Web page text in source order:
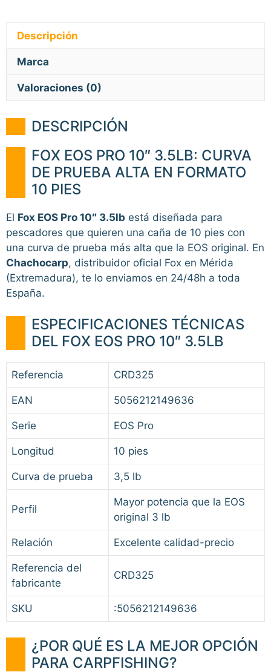
Descripción
Marca
Valoraciones (0)
DESCRIPCIÓN
FOX EOS PRO 10″ 3.5LB: CURVA
DE PRUEBA ALTA EN FORMATO
10 PIES
El Fox EOS Pro 10″ 3.5lb está diseñada para
pescadores que quieren una caña de 10 pies con
una curva de prueba más alta que la EOS original. En
Chachocarp, distribuidor oficial Fox en Mérida
(Extremadura), te lo enviamos en 24/48h a toda
España.
ESPECIFICACIONES TÉCNICAS
DEL FOX EOS PRO 10″ 3.5LB
Referencia CRD325
EAN 5056212149636
Serie EOS Pro
Longitud 10 pies
Curva de prueba 3,5 lb
Perfil
Mayor potencia que la EOS
original 3 lb
Relación Excelente calidad-precio
Referencia del
fabricante
CRD325
SKU :5056212149636
¿POR QUÉ ES LA MEJOR OPCIÓN
PARA CARPFISHING?